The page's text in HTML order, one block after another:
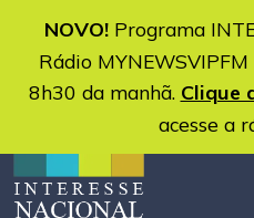
NOVO!Programa
Rádio
8h30 da manhã. Clique
acesse a